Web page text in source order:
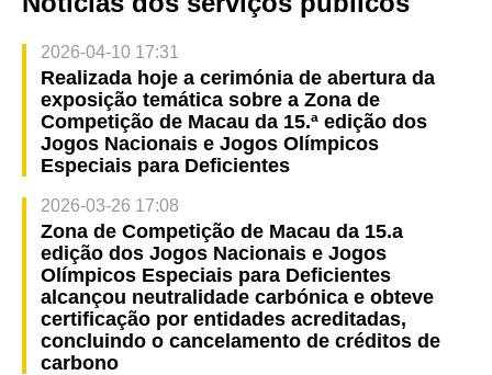
2026-04-10 17:31
Realizada hoje a cerimónia de abertura da
exposição temática sobre a Zona de
Competição de Macau da 15.ª edição dos
Jogos Nacionais e Jogos Olímpicos
Especiais para Deficientes
2026-03-26 17:08
Zona de Competição de Macau da 15.a
edição dos Jogos Nacionais e Jogos
Olímpicos Especiais para Deficientes
alcançou neutralidade carbónica e obteve
certificação por entidades acreditadas,
concluindo o cancelamento de créditos de
carbono